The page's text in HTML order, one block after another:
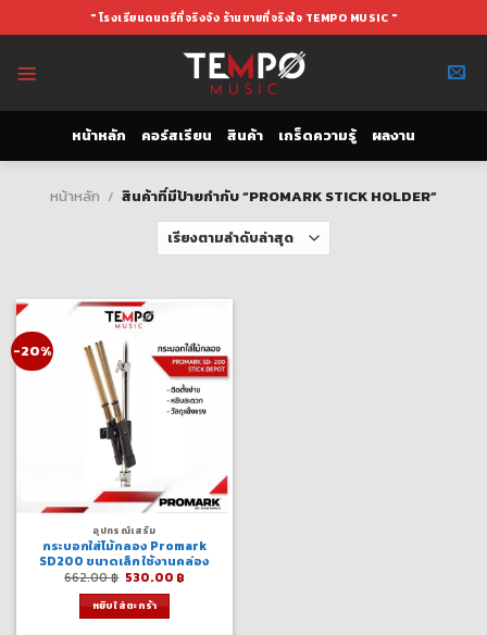
to
" โรงเรียนดนตรีที่จริงจัง ร้านขายที่จริงใจ TEMPO MUSIC "
หน้าหลัก คอร์สเรียน สินค้า เกร็ดความรู้ ผลงาน
หน้าหลัก / สินค้าที่มีป้ายกำกับ “PROMARK STICK HOLDER”
-20%
อุปกรณ์เสริม
กระบอกใส่ไม้กลอง Promark
SD200 ขนาดเล็ก ใช้งานคล่อง
662.00฿ Original
was:
662.00 ฿.
530.00 ฿Current
หยิบใส่ตะกร้า